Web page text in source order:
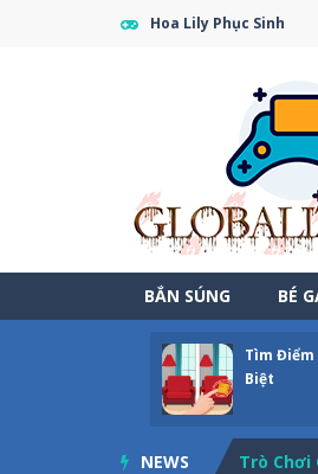
Hoa Lily Phục Sinh
BẮN SÚNG BÉ
Tìm Điểm
Biệt
NEWS
Một
Trò Chơi